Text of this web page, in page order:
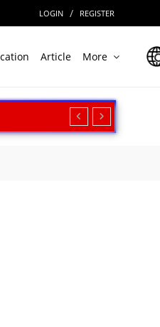
LOGIN / REGISTER
Article More